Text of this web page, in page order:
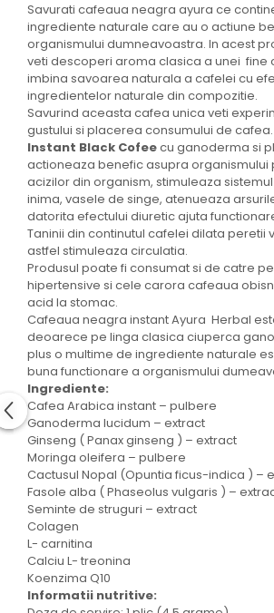
Savurati cafeaua neagra ayura ce
ingrediente naturale care au o actiune
organismului dumneavoastra. In acest
veti descoperi aroma clasica a unei fine
imbina savoarea naturala a cafelei cu
ingredientelor naturale din compozitie.
Savurind aceasta cafea unica veti
gustului si placerea consumului de cafea.
Instant Black Cofeecu ganoderma si
actioneaza benefic asupra organismului
acizilor din organism, stimuleaza
inima, vasele de singe, atenueaza
datorita efectului diuretic ajuta
Taninii din continutul cafelei dilata peretii
astfel stimuleaza circulatia.
Produsul poate fi consumat si de catre
hipertensive si cele carora cafeaua
acid la stomac.
Cafeaua neagra instant Ayura Herbal
deoarece pe linga clasica ciuperca
plus o multime de ingrediente naturale
buna functionare a organismului
Ingrediente:
Cafea Arabica instant – pulbere
Ganoderma lucidum – extract
Ginseng ( Panax ginseng ) – extract
Moringa oleifera – pulbere
Cactusul Nopal (Opuntia ficus-indica ) –
Fasole alba ( Phaseolus vulgaris ) –
Seminte de struguri – extract
Colagen
L- carnitina
Calciu L- treonina
Koenzima Q10
Informatii nutritive: